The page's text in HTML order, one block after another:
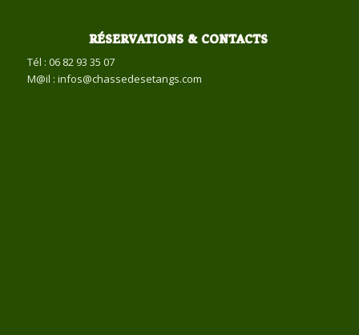
RÉSERVATIONS & CONTACTS
Tél : 06 82 93 35 07
M@il : infos@chassedesetangs.com